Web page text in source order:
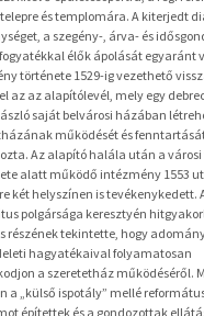
és templomára. A kiterjedt
a szegény-, árva- és
élők ápolását egyaránt
története 1529-ig vezethető
az az alapítólevél, mely egy
saját belvárosi házában
működését és
Az alapító halála után a
alatt működő intézmény 1553
két helyszínen is tevékenykedett.
polgársága keresztyén
részének tekintette, hogy
hagyatékaival folyamatosan
a szeretetház működéséről.
a „külső ispotály” mellé
építettek és a gondozottak